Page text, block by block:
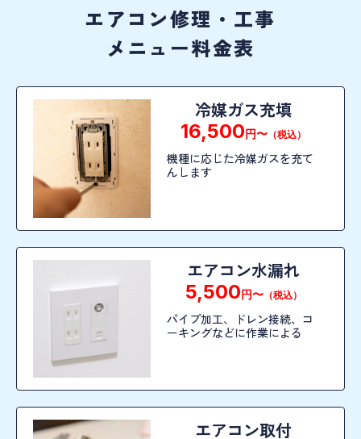
エアコン修理・工事
メニュー料金表
冷媒ガス充填
16,500円〜 （税込）
機種に応じた冷媒ガスを充て
んします
エアコン水漏れ
5,500円〜（税込）
パイプ加工、ドレン接続、コ
ーキングなどに作業による
エアコン取付